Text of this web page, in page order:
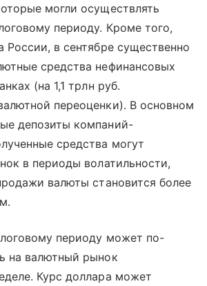
могли осуществлять
периоду. Кроме того,
России, в сентябре существенно
средства нефинансовых
(на 1,1 трлн руб.
переоценки). В основном
депозиты компаний-
средства могут
в периоды волатильности,
валюты становится более
периоду может по-
на валютный рынок
Курс доллара может